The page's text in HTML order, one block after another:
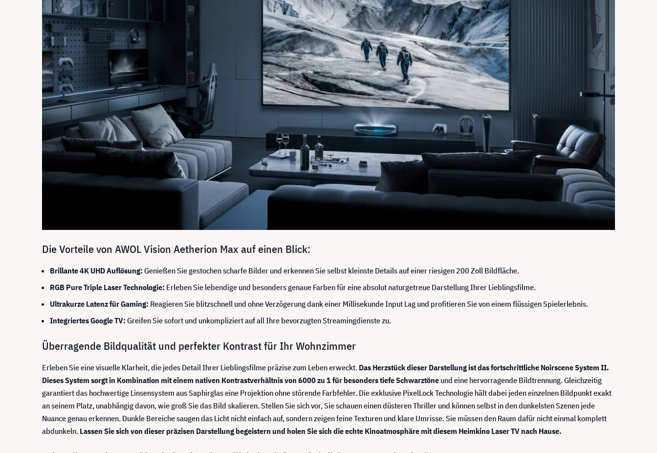
Die Vorteile von AWOL Vision Aetherion Max auf einen Blick:
Brillante 4K UHD Auflösung: Genießen Sie gestochen scharfe Bilder und erkennen Sie selbst kleinste Details auf einer riesigen 200 Zoll Bildfläche.
RGB Pure Triple Laser Technologie: Erleben Sie lebendige und besonders genaue Farben für eine absolut naturgetreue Darstellung Ihrer Lieblingsfilme.
Ultrakurze Latenz für Gaming: Reagieren Sie blitzschnell und ohne Verzögerung dank einer Millisekunde Input Lag und profitieren Sie von einem flüssigen Spielerlebnis.
Integriertes Google TV: Greifen Sie sofort und unkompliziert auf all Ihre bevorzugten Streamingdienste zu.
Überragende Bildqualität und perfekter Kontrast für Ihr Wohnzimmer
Erleben Sie eine visuelle Klarheit, die jedes Detail Ihrer Lieblingsfilme präzise zum Leben erweckt. Das Herzstück dieser Darstellung ist das fortschrittliche Noirscene System II.
Dieses System sorgt in Kombination mit einem nativen Kontrastverhältnis von 6000 zu 1 für besonders tiefe Schwarztöne und eine hervorragende Bildtrennung. Gleichzeitig
garantiert das hochwertige Linsensystem aus Saphirglas eine Projektion ohne störende Farbfehler. Die exklusive PixelLock Technologie hält dabei jeden einzelnen Bildpunkt exakt
an seinem Platz, unabhängig davon, wie groß Sie das Bild skalieren. Stellen Sie sich vor, Sie schauen einen düsteren Thriller und können selbst in den dunkelsten Szenen jede
Nuance genau erkennen. Dunkle Bereiche saugen das Licht nicht einfach auf, sondern zeigen feine Texturen und klare Umrisse. Sie müssen den Raum dafür nicht einmal komplett
abdunkeln. Lassen Sie sich von dieser präzisen Darstellung begeistern und holen Sie sich die echte Kinoatmosphäre mit diesem Heimkino Laser TV nach Hause.